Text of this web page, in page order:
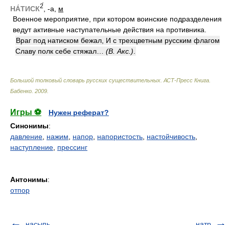
НА́ТИСК2́ , -а, м
Военное мероприятие, при котором воинские подразделения
ведут активные наступательные действия на противника.
Враг под натиском бежал, И с трехцветным русским флагом
Славу полк себе стяжал… (В. Акс.).
Большой толковый словарь русских существительных. АСТ-Пресс Книга
Бабенко 2009
Игры ⚽
Нужен реферат?
Синонимы:
давление, нажим, напор, напористость, настойчивость,
наступление, прессинг
Антонимы:
отпор